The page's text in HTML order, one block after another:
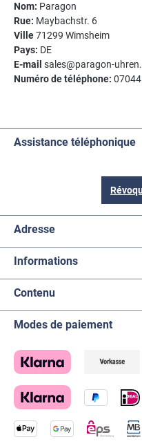
Nom: Paragon
Rue: Maybachstr. 6
Ville71299 Wimsheim
Pays: DE
E-mail sales@paragon-
Numéro de téléphone:
Assistance téléphonique
Adresse
Informations
Contenu
Modes de paiement